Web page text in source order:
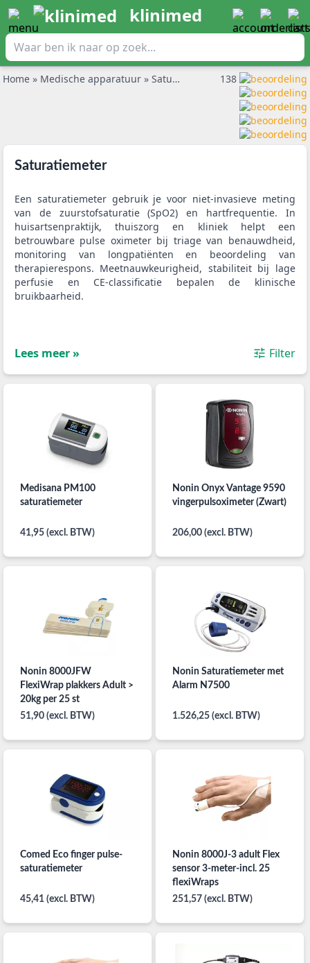
klinimed
Home » Medische apparatuur » Saturatiemeter 138
Saturatiemeter
Een saturatiemeter gebruik je voor niet-invasieve meting
van de zuurstofsaturatie (SpO2) en hartfrequentie. In
huisartsenpraktijk, thuiszorg en kliniek helpt een
betrouwbare pulse oximeter bij triage van benauwdheid,
monitoring van longpatiënten en beoordeling van
therapierespons. Meetnauwkeurigheid, stabiliteit bij lage
perfusie en CE-classificatie bepalen de klinische
bruikbaarheid.
Lees meer » Filter
Medisana PM100
saturatiemeter
41,95 (excl. BTW)
Nonin Onyx Vantage 9590
vingerpulsoximeter (Zwart)
206,00 (excl. BTW)
Nonin 8000JFW
FlexiWrap plakkers Adult >
20kg per 25 st
51,90 (excl. BTW)
Nonin Saturatiemeter met
Alarm N7500
1.526,25 (excl. BTW)
Comed Eco finger pulse-
saturatiemeter
45,41 (excl. BTW)
Nonin 8000J-3 adult Flex
sensor 3-meter-incl. 25
flexiWraps
251,57 (excl. BTW)